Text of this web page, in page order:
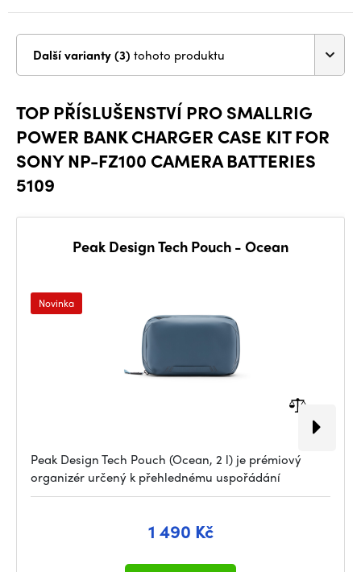
Další varianty (3) tohoto produktu
TOP PŘÍSLUŠENSTVÍ PRO SMALLRIG
POWER BANK CHARGER CASE KIT FOR
SONY NP-FZ100 CAMERA BATTERIES
5109
Peak Design Tech Pouch - Ocean
Novinka
Peak Design Tech Pouch (Ocean, 2 l) je prémiový
organizér určený k přehlednému uspořádání
1 490 Kč